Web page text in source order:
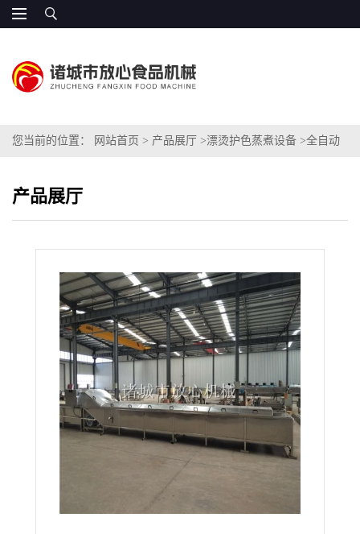
您当前的位置： 网站首页 > 产品展厅 >漂烫护色蒸煮设备 >全自动
产品展厅